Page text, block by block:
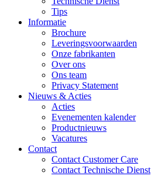
Tips
Informatie
Brochure
Leveringsvoorwaarden
Onze fabrikanten
Over ons
Ons team
Privacy Statement
Nieuws & Acties
Acties
Evenementen kalender
Productnieuws
Vacatures
Contact
Contact Customer Care
Contact Technische Dienst